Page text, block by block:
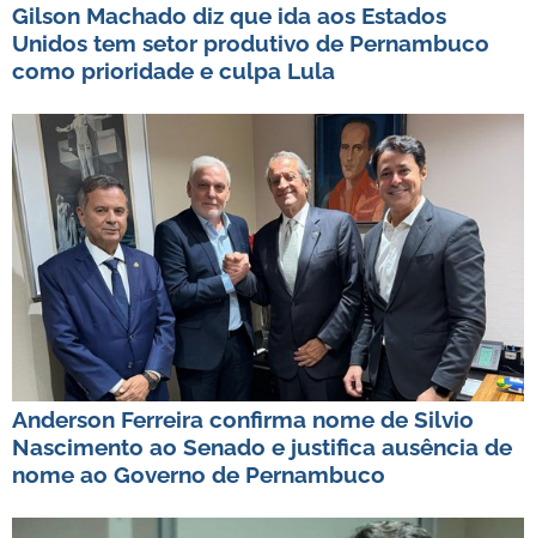
Gilson Machado diz que ida aos Estados
Unidos tem setor produtivo de Pernambuco
como prioridade e culpa Lula
Anderson Ferreira confirma nome de Silvio
Nascimento ao Senado e justifica ausência de
nome ao Governo de Pernambuco